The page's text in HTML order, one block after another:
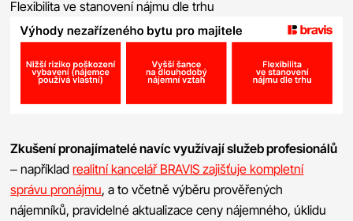
Flexibilita ve stanovení nájmu dle trhu
Zkušení pronajímatelé navíc využívají služeb profesionálů
– napříkladrealitní kancelář BRAVIS zajišťuje kompletní
správu pronájmu, a to včetně výběru prověřených
nájemníků, pravidelné aktualizace ceny nájemného, úklidu